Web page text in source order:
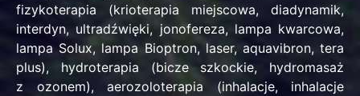
fizykoterapia (krioterapia miejscowa, diadynamik,
interdyn, ultradźwięki, jonofereza, lampa kwarcowa,
lampa Solux, lampa Bioptron, laser, aquavibron, tera
plus), hydroterapia (bicze szkockie, hydromasaż
z ozonem), aerozoloterapia (inhalacje, inhalacje